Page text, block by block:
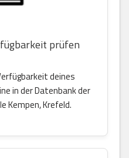
prüfen
deines
in der Datenbank der
Kempen, Krefeld.